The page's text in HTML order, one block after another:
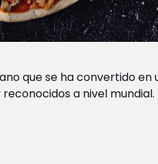
que se ha convertido en
a nivel mundial.